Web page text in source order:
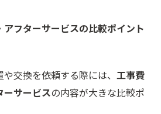
フターサービスの比較ポイント
交換を依頼する際には、 工事費
ーサービスの内容が大きな比較ポ